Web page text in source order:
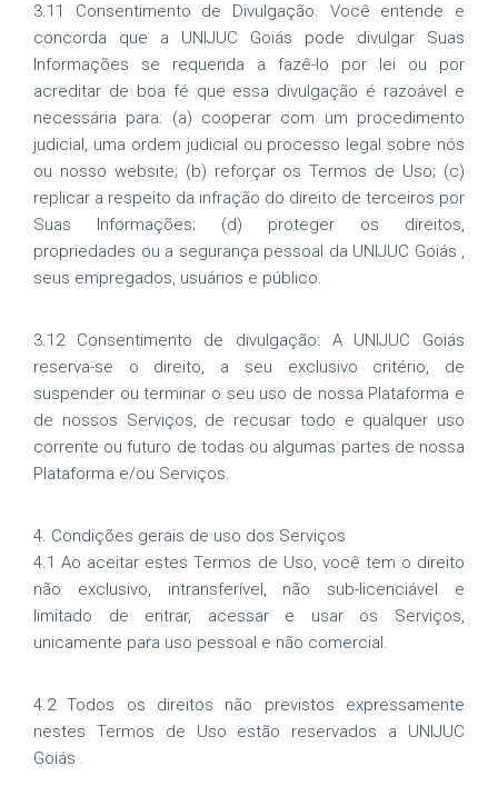
3.11 Consentimento de Divulgação. Você entende e
concorda que a UNIJUC Goiás pode divulgar Suas
Informações se requerida a fazê-lo por lei ou por
acreditar de boa fé que essa divulgação é razoável e
necessária para: (a) cooperar com um procedimento
judicial, uma ordem judicial ou processo legal sobre nós
ou nosso website; (b) reforçar os Termos de Uso; (c)
replicar a respeito da infração do direito de terceiros por
Suas Informações; (d) proteger os direitos,
propriedades ou a segurança pessoal da UNIJUC Goiás ,
seus empregados, usuários e público.
3.12 Consentimento de divulgação: A UNIJUC Goiás
reserva-se o direito, a seu exclusivo critério, de
suspender ou terminar o seu uso de nossa Plataforma e
de nossos Serviços, de recusar todo e qualquer uso
corrente ou futuro de todas ou algumas partes de nossa
Plataforma e/ou Serviços.
4. Condições gerais de uso dos Serviços
4.1 Ao aceitar estes Termos de Uso, você tem o direito
não exclusivo, intransferível, não sub-licenciável e
limitado de entrar, acessar e usar os Serviços,
unicamente para uso pessoal e não comercial.
4.2 Todos os direitos não previstos expressamente
nestes Termos de Uso estão reservados a UNIJUC
Goiás .